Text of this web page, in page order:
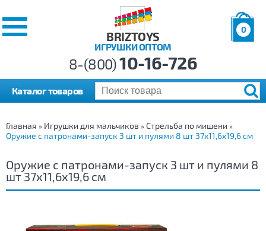
BRIZTOYS
ИГРУШКИ ОПТОМ
0
р.
8-(800)10-16-726
Каталог товаров
Главная » Игрушки для мальчиков » Стрельба по мишени »
Оружие с патронами-запуск 3 шт и пулями 8 шт 37х11,6х19,6 см
Оружие с патронами-запуск 3 шт и пулями 8
шт 37х11,6х19,6 см